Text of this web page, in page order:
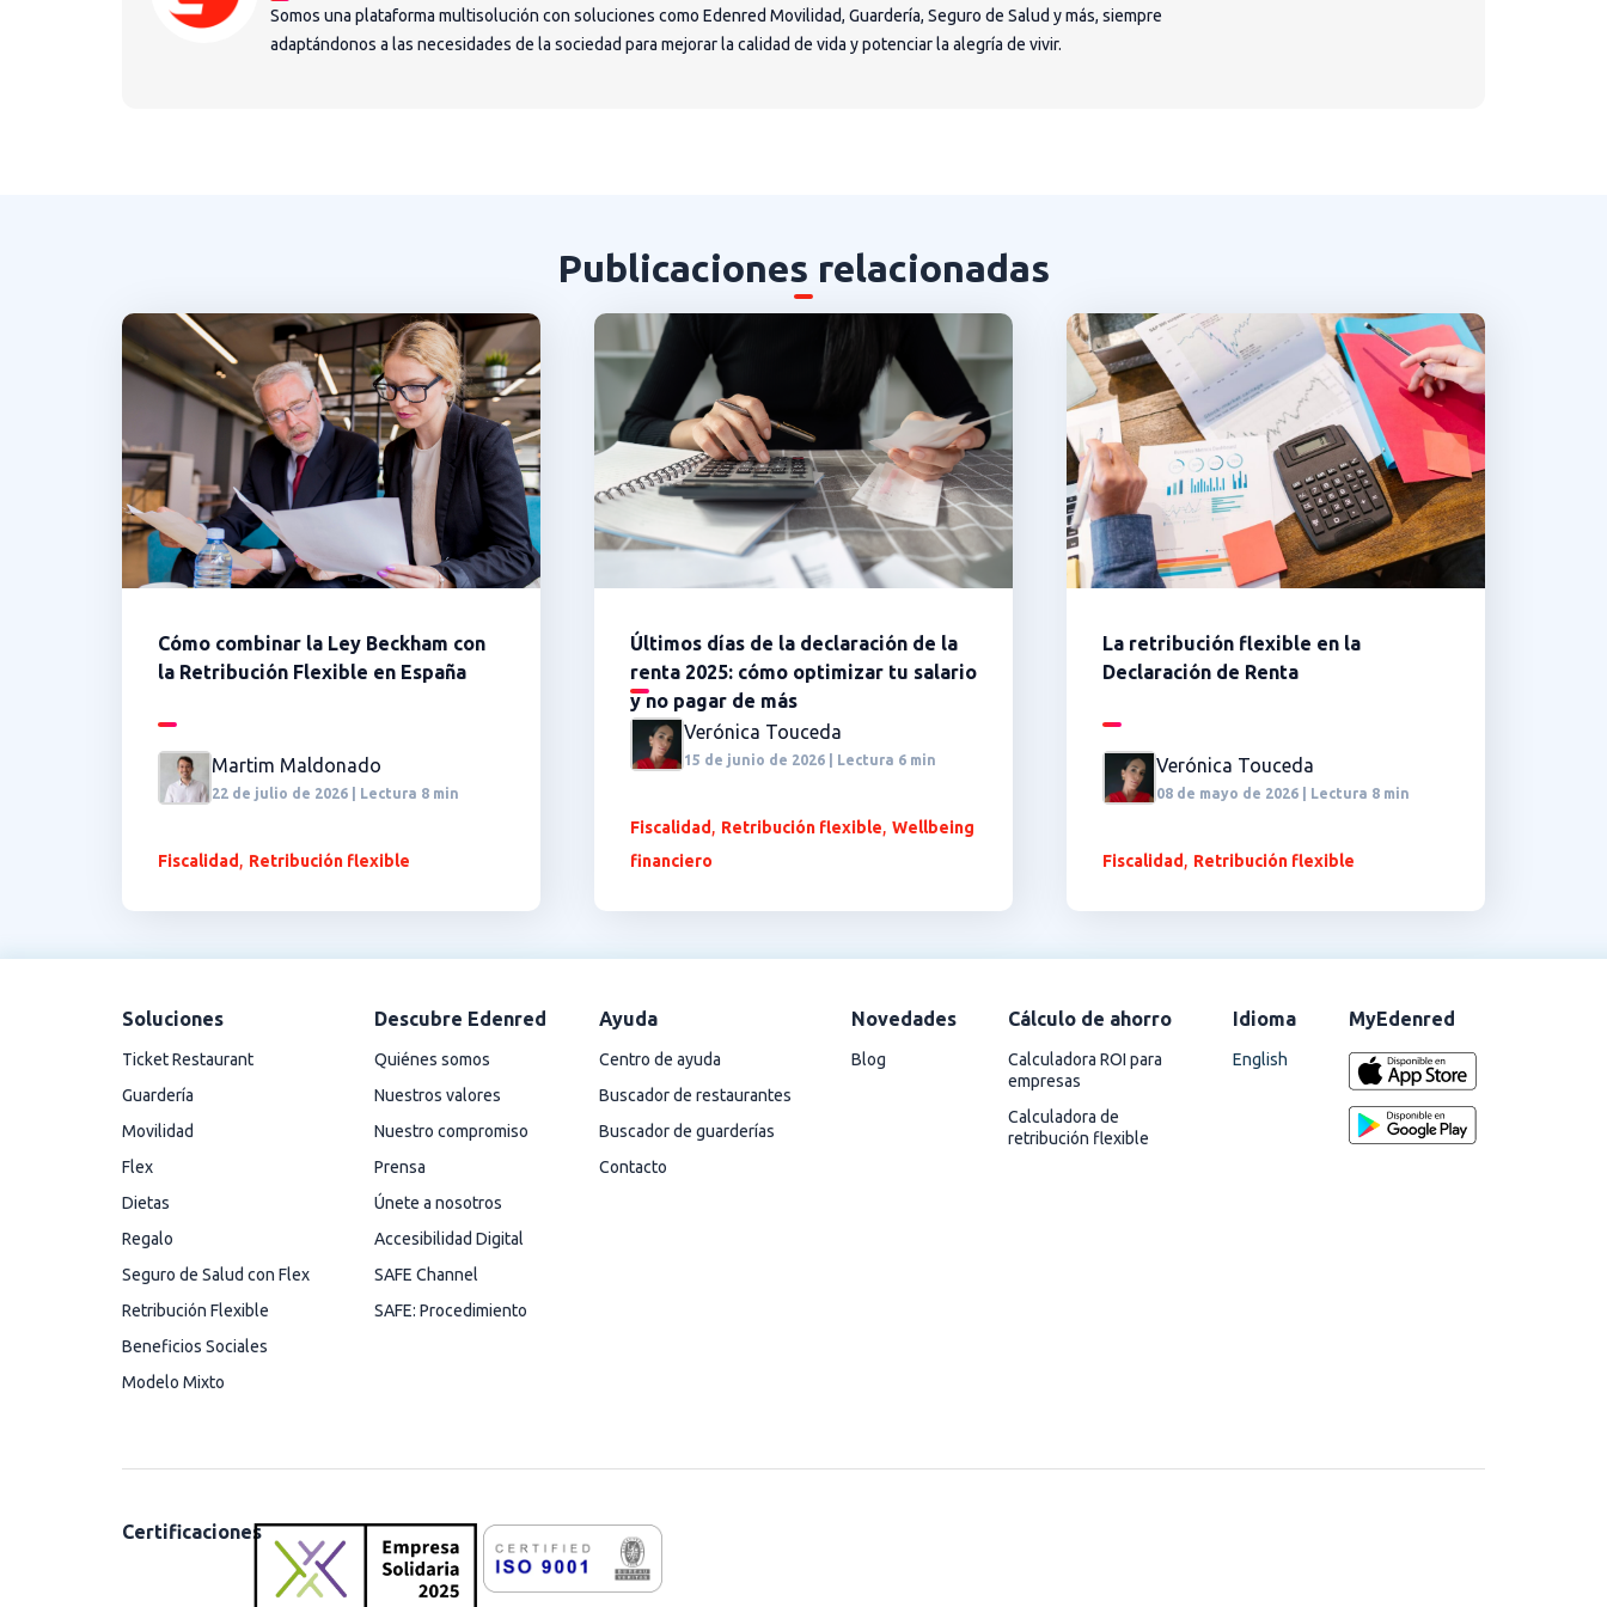
Somos una plataforma multisolución con soluciones como Edenred Movilidad, Guardería, Seguro de Salud y más, siempre
adaptándonos a las necesidades de la sociedad para mejorar la calidad de vida y potenciar la alegría de vivir.
Publicaciones relacionadas
Cómo combinar la Ley Beckham con
la Retribución Flexible en España
Martim Maldonado
22 de julio de 2026 | Lectura 8 min
Fiscalidad , Retribución flexible
Últimos días de la declaración de la
renta 2025: cómo optimizar tu salario
y no pagar de más
Verónica Touceda
15 de junio de 2026 | Lectura 6 min
Fiscalidad , Retribución flexible, Wellbeing
financiero
La retribución flexible en la
Declaración de Renta
Verónica Touceda
08 de mayo de 2026 | Lectura 8 min
Fiscalidad , Retribución flexible
Soluciones
Ticket Restaurant
Guardería
Movilidad
Flex
Dietas
Regalo
Seguro de Salud con Flex
Retribución Flexible
Beneficios Sociales
Modelo Mixto
Descubre Edenred
Quiénes somos
Nuestros valores
Nuestro compromiso
Prensa
Únete a nosotros
Accesibilidad Digital
SAFE Channel
SAFE: Procedimiento
Ayuda
Centro de ayuda
Buscador de restaurantes
Buscador de guarderías
Contacto
Novedades
Blog
Cálculo de ahorro
Calculadora ROI para
empresas
Calculadora de
retribución flexible
Idioma
English
MyEdenred
Certificaciones